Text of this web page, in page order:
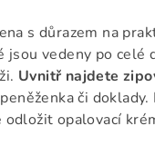
s důrazem na
jsou vedeny po celé
Uvnitř najdete
či doklady.
odložit opalovací